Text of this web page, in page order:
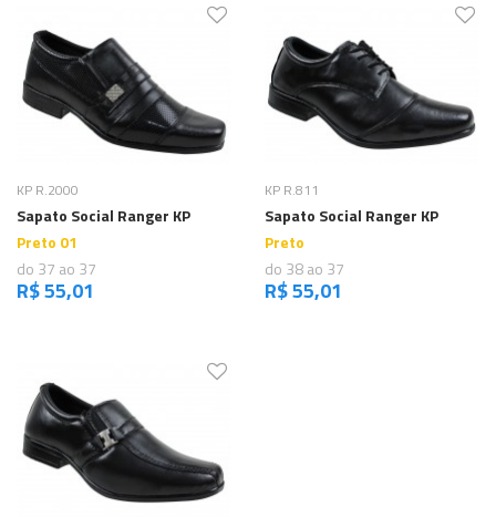
Comprar
KP R.2000
Sapato Social Ranger KP
Preto 01
do 37 ao 37
R$ 55,01
KP R.811
Sapato Social Ranger KP
Preto
do 38 ao 37
R$ 55,01